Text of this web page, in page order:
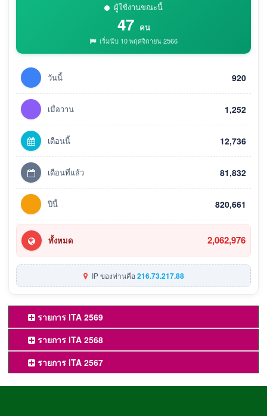
ผู้ใช้งานขณะนี้
47 คน
เริ่มนับ 10 พฤศจิกายน 2566
วันนี้ 920
เมื่อวาน 1,252
เดือนนี้ 12,736
เดือนที่แล้ว 81,832
ปีนี้ 820,661
ทั้งหมด 2,062,976
IP ของท่านคือ216.73.217.88
รายการ ITA 2569
รายการ ITA 2568
รายการ ITA 2567